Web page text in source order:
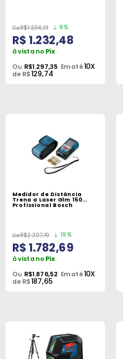
R$1.334,01 8%
R$ 1.232,48
à vista no Pix
Ou R$1.297,35 Em até10X
de R$129,74
Medidor de Distância
Trena a Laser Glm 150
Profissional Bosch
R$2.207,19 19%
R$ 1.782,69
à vista no Pix
Ou R$1.876,52 Em até10X
de R$187,65